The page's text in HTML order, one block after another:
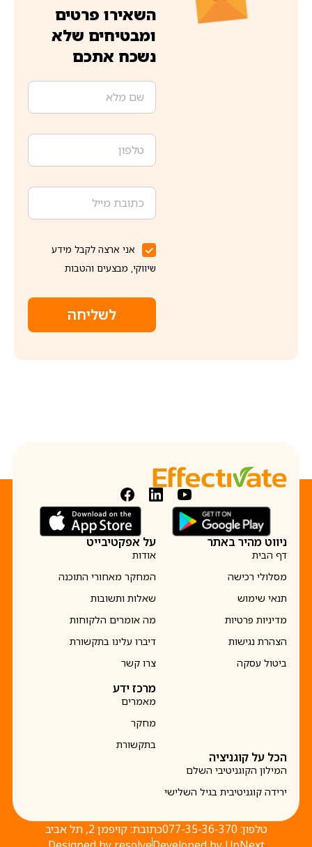
השאירו פרטים
ומבטיחים שלא
נשכח אתכם
אני ארצה לקבל מידע
שיווקי, מבצעים והטבות
לשליחה
ניווט מהיר באתר
דף הבית
מסלולי רכישה
תנאי שימוש
מדיניות פרטיות
הצהרת נגישות
ביטול עסקה
על אפקטיבייט
אודות
המחקר מאחורי התוכנה
שאלות ותשובות
מה אומרים הלקוחות
דיברו עלינו בתקשורת
צרו קשר
מרכז ידע
מאמרים
מחקר
בתקשורת
הכל על קוגניציה
המילון הקוגניטיבי השלם
ירידה קוגניטיבית בגיל השלישי
טלפון: 077-35-36-370
כתובת: קויפמן 2, תל אביב